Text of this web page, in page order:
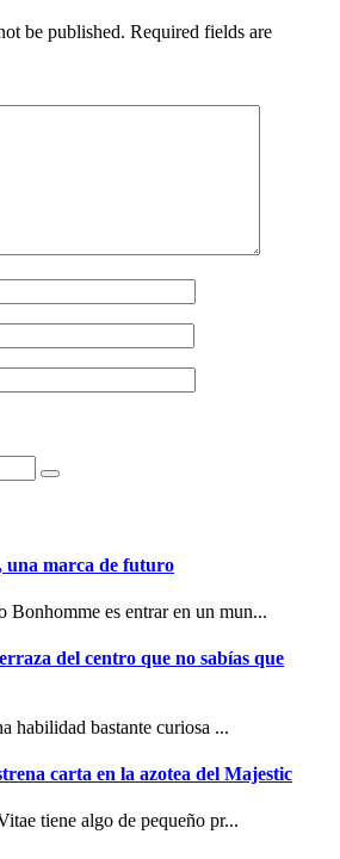
be published. Required fields are
una marca de futuro
Bonhomme es entrar en un mun...
del centro que no sabías que
habilidad bastante curiosa ...
carta en la azotea del Majestic
tiene algo de pequeño pr...